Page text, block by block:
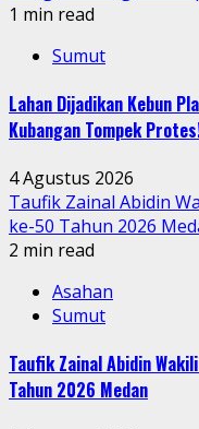
1 min read
Sumut
Lahan Dijadikan Kebun
Kubangan Tompek
4 Agustus 2026
Taufik Zainal Abidin
ke-50 Tahun 2026
2 min read
Asahan
Sumut
Taufik Zainal Abidin
Tahun 2026 Medan